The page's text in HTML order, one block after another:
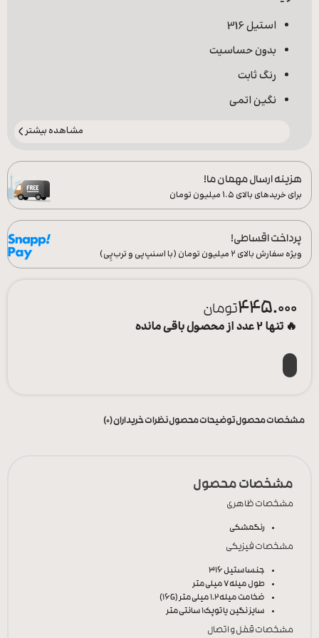
استیل 316
بدون حساسیت
رنگ ثابت
نگین اتمی
مشاهده بیشتر
هزینه ارسال مهمان ما!
برای خریدهای بالای ۱.۵ میلیون تومان
پرداخت اقساطی!
ویژه سفارش‌ بالای ۲ میلیون تومان (با اسنپ‌پی و ترب‌پِی)
445.000تومان
🔥 تنها 2 عدد از محصول باقی مانده
مشخصات محصولتوضیحات محصولنظرات خریداران (0)
مشخصات محصول
مشخصات ظاهری
رنگمشکی
مشخصات فیزیکی
جنساستیل 316
طول میله7 میلی‌متر
ضخامت میله1.2 میلی‌متر (16G)
سایز نگین یا توپک1 سانتی‌متر
مشخصات قفل و اتصال